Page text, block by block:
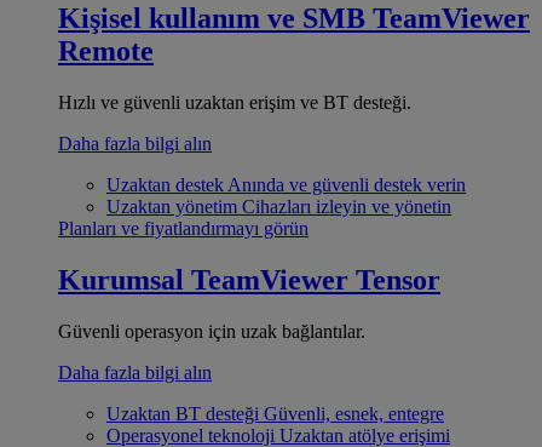
Kişisel kullanım ve SMB TeamViewer
Remote
Hızlı ve güvenli uzaktan erişim ve BT desteği.
Daha fazla bilgi alın
Uzaktan destek Anında ve güvenli destek verin
Uzaktan yönetim Cihazları izleyin ve yönetin
Planları ve fiyatlandırmayı görün
Kurumsal TeamViewer Tensor
Güvenli operasyon için uzak bağlantılar.
Daha fazla bilgi alın
Uzaktan BT desteği Güvenli, esnek, entegre
Operasyonel teknoloji Uzaktan atölye erişimi